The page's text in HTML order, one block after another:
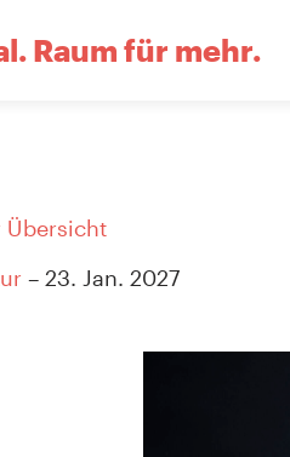
Raum für mehr.
Übersicht
– 23. Jan. 2027